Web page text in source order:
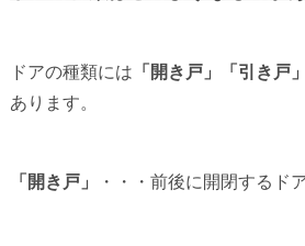
ドアの種類には 「開き戸」「引き戸
あります。
「開き戸」 ・・・前後に開閉するド